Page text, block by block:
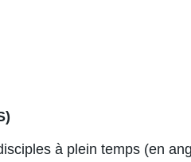
à plein temps (en